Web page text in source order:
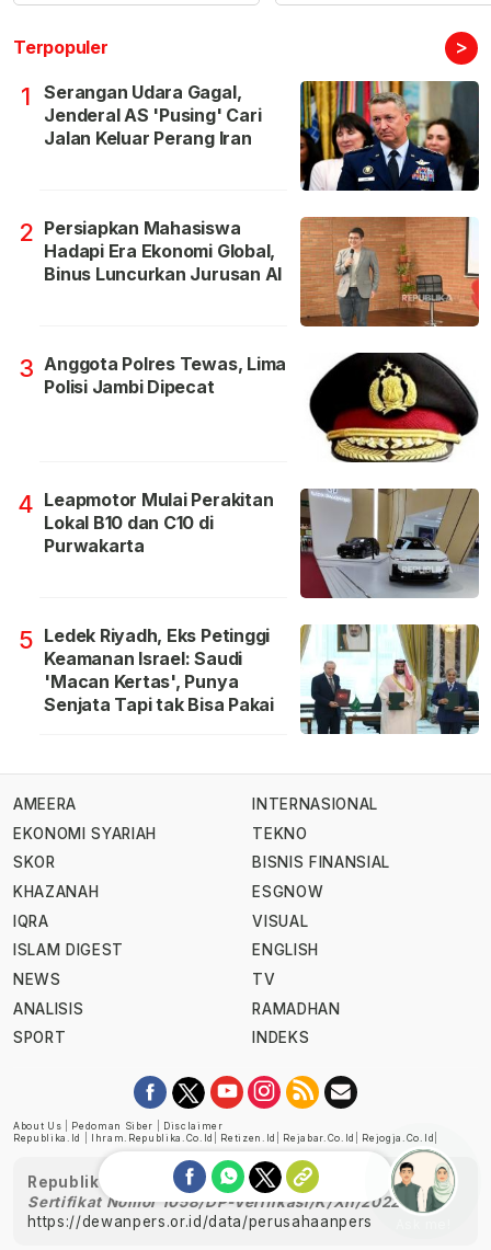
Terpopuler >
1
Serangan Udara Gagal,
Jenderal AS 'Pusing' Cari
Jalan Keluar Perang Iran
2 Persiapkan Mahasiswa
Hadapi Era Ekonomi Global,
Binus Luncurkan Jurusan AI
3 Anggota Polres Tewas, Lima
Polisi Jambi Dipecat
4 Leapmotor Mulai Perakitan
Lokal B10 dan C10 di
Purwakarta
5 Ledek Riyadh, Eks Petinggi
Keamanan Israel: Saudi
'Macan Kertas', Punya
Senjata Tapi tak Bisa Pakai
AMEERA
EKONOMI SYARIAH
SKOR
KHAZANAH
IQRA
ISLAM DIGEST
NEWS
ANALISIS
SPORT
INTERNASIONAL
TEKNO
BISNIS FINANSIAL
ESGNOW
VISUAL
ENGLISH
TV
RAMADHAN
INDEKS
About Us Pedoman Siber
Disclaimer
Republika.id
Ihram.republika.co.id Retizen.id Rejabar.co.id Rejogja.co.id
Republika telah diverifikasi oleh Dewan Pers
Sertifikat Nomor 1058/DP-Verifikasi/K/XII/2022
https://dewanpers.or.id/data/perusahaanpers